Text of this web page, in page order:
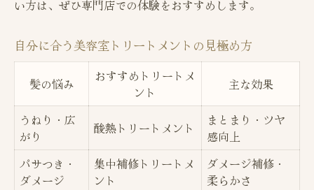
い方は、ぜひ専門店での体験をおすすめします。
自分に合う美容室トリートメントの見極め方
髪の悩み
おすすめトリートメ
ント
主な効果
うねり・広
がり
酸熱トリートメント
まとまり・ツヤ
感向上
パサつき・
ダメージ
集中補修トリートメ
ント
ダメージ補修・
柔らかさ